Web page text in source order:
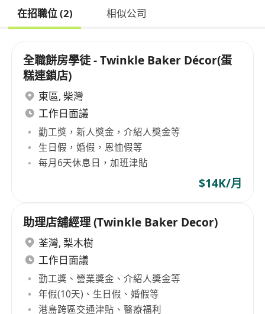
在招職位 (2) 相似公司
全職餅房學徒 - Twinkle Baker Décor(蛋
糕連鎖店)
東區, 柴灣
工作日面議
勤工獎，新人獎金，介紹人獎金等
生日假，婚假，恩恤假等
每月6天休息日，加班津貼
$14K/月
助理店舖經理 (Twinkle Baker Decor)
荃灣, 梨木樹
工作日面議
勤工獎、營業獎金、介紹人獎金等
年假(10天)、生日假、婚假等
港島跨區交通津貼、醫療福利